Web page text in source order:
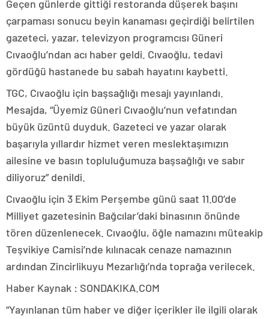
Geçen günlerde gittiği restoranda düşerek başını
çarpaması sonucu beyin kanaması geçirdiği belirtilen
gazeteci, yazar, televizyon programcısı Güneri
Cıvaoğlu’ndan acı haber geldi. Cıvaoğlu, tedavi
gördüğü hastanede bu sabah hayatını kaybetti.
TGC, Cıvaoğlu için başsağlığı mesajı yayınlandı.
Mesajda, “Üyemiz Güneri Cıvaoğlu’nun vefatından
büyük üzüntü duyduk. Gazeteci ve yazar olarak
başarıyla yıllardır hizmet veren meslektaşımızın
ailesine ve basın topluluğumuza başsağlığı ve sabır
diliyoruz” denildi.
Cıvaoğlu için 3 Ekim Perşembe günü saat 11.00’de
Milliyet gazetesinin Bağcılar’daki binasının önünde
tören düzenlenecek. Cıvaoğlu, öğle namazını müteakip
Teşvikiye Camisi’nde kılınacak cenaze namazının
ardından Zincirlikuyu Mezarlığı’nda toprağa verilecek.
Haber Kaynak : SONDAKIKA.COM
“Yayınlanan tüm haber ve diğer içerikler ile ilgili olarak